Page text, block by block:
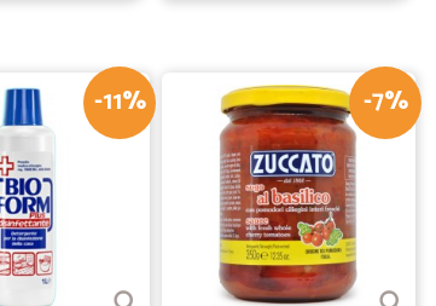
03/04/2020
-11% -7%